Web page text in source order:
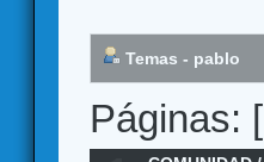
Temas - pablo
Páginas: [